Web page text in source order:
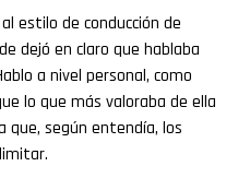
estilo de conducción de
dejó en claro que hablaba
a nivel personal, como
lo que más valoraba de ella
según entendía, los